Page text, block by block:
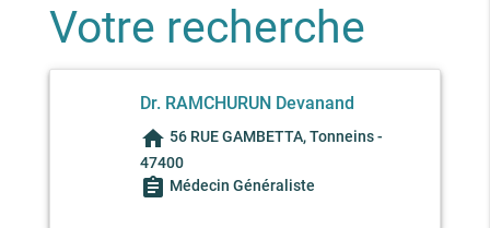
Votre recherche
Dr. RAMCHURUN Devanand
home 56 RUE GAMBETTA, Tonneins -
47400
assignment Médecin Généraliste